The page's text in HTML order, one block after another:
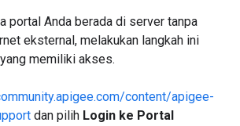
portal Anda berada di server tanpa
eksternal, melakukan langkah ini
memiliki akses.
content/apigee-
dan pilih Login ke Portal